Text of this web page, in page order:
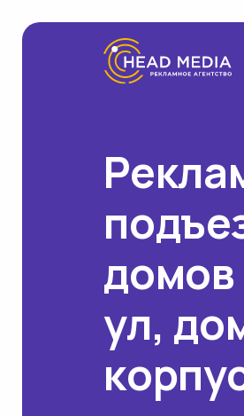
ул,